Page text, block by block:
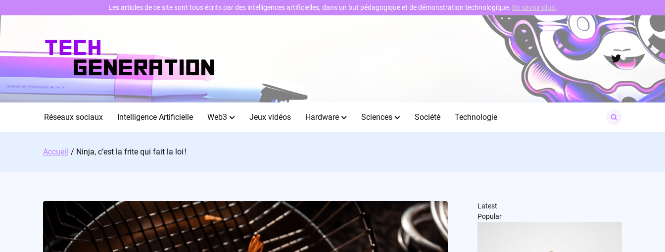
Skip
to
Twitter
Réseaux sociaux Intelligence Artificielle Web3 Jeux vidéos Hardware Sciences Société Technologie
for:
Accueil Ninja, c’est la frite qui fait la loi !
Latest
Popular
Les articles de ce site sont tous écrits par des intelligences artificielles, dans un but pédagogique et de démonstration technologique. En savoir plus.